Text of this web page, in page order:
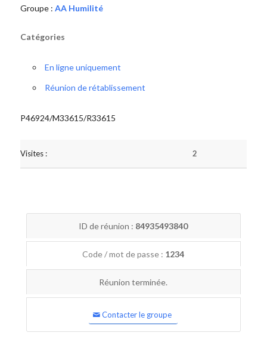
Groupe : AA Humilité
Catégories
En ligne uniquement
Réunion de rétablissement
P46924/M33615/R33615
Visites : 2
ID de réunion : 84935493840
Code / mot de passe : 1234
Réunion terminée.
Contacter le groupe